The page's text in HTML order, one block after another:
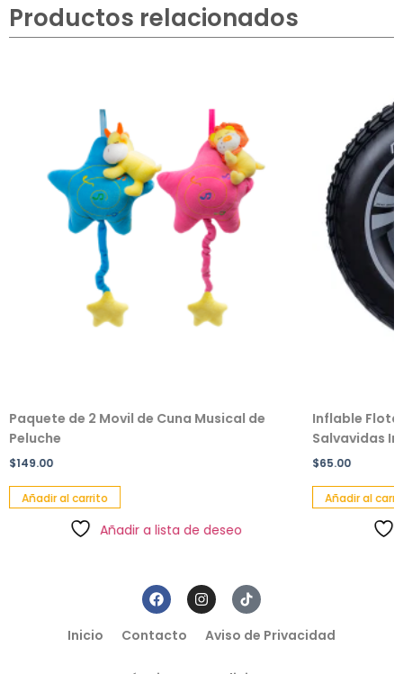
Productos relacionados
Paquete de 2 Movil de Cuna Musical de
Peluche
$149.00
Añadir al carrito
Añadir a lista de deseo
Inflable
Salvavidas
$65.00
Añadir al
Inicio Contacto Aviso de Privacidad